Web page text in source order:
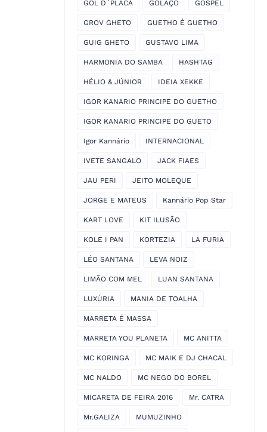
GOL D´PLACA GOLAÇO GOSPEL
GROV GHETO GUETHO É GUETHO
GUIG GHETO GUSTAVO LIMA
HARMONIA DO SAMBA HASHTAG
HÉLIO & JÚNIOR IDEIA XEKKE
IGOR KANARIO PRINCIPE DO GUETHO
IGOR KANARIO PRINCIPE DO GUETO
Igor Kannário INTERNACIONAL
IVETE SANGALO JACK FIAES
JAU PERI JEITO MOLEQUE
JORGE E MATEUS Kannário Pop Star
KART LOVE KIT ILUSÃO
KOLE I PAN KORTEZIA LA FURIA
LÉO SANTANA LEVA NOIZ
LIMÃO COM MEL LUAN SANTANA
LUXÚRIA MANIA DE TOALHA
MARRETA É MASSA
MARRETA YOU PLANETA MC ANITTA
MC KORINGA MC MAIK E DJ CHACAL
MC NALDO MC NEGO DO BOREL
MICARETA DE FEIRA 2016 Mr. CATRA
Mr.GALIZA MUMUZINHO